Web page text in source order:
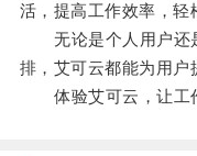
活，提高工作效率，轻
无论是个人用户还
排，艾可云都能为用户
体验艾可云，让工作